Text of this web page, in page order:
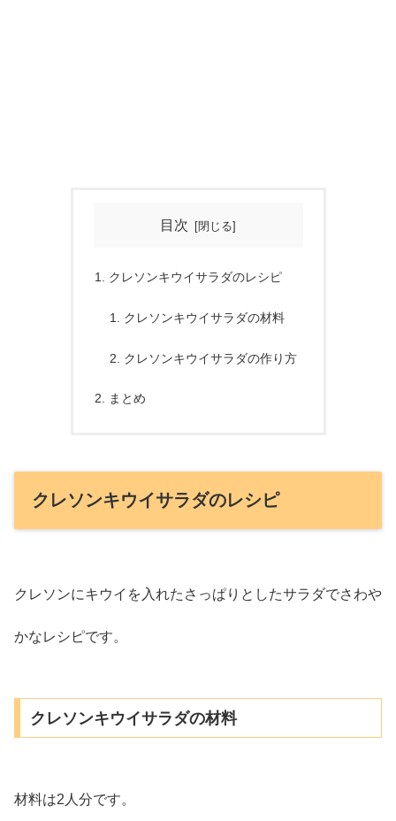
目次
クレソンキウイサラダのレシピ
クレソンキウイサラダの材料
クレソンキウイサラダの作り方
まとめ
クレソンキウイサラダのレシピ
クレソンにキウイを入れたさっぱりとしたサラダでさわや
かなレシピです。
クレソンキウイサラダの材料
材料は2人分です。